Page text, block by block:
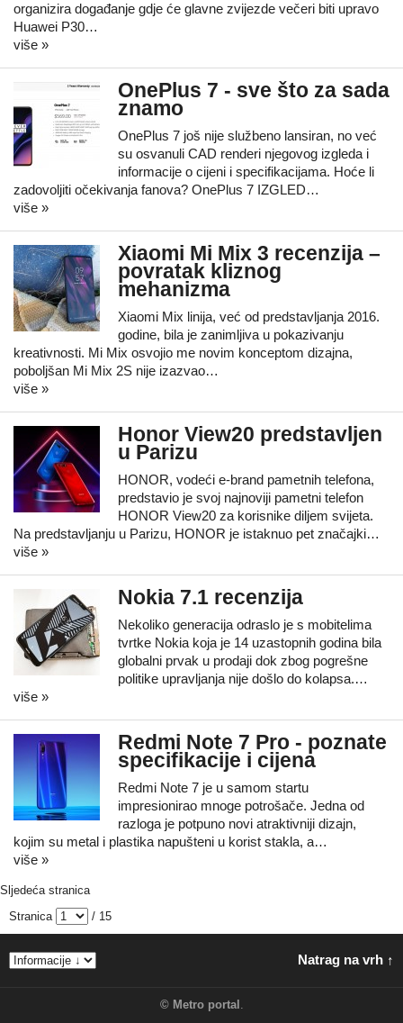
organizira događanje gdje će glavne zvijezde večeri biti upravo
Huawei P30…
više »
OnePlus 7 - sve što za sada
znamo
OnePlus 7 još nije službeno lansiran, no već
su osvanuli CAD renderi njegovog izgleda i
informacije o cijeni i specifikacijama. Hoće li
zadovoljiti očekivanja fanova? OnePlus 7 IZGLED…
više »
Xiaomi Mi Mix 3 recenzija –
povratak kliznog
mehanizma
Xiaomi Mix linija, već od predstavljanja 2016.
godine, bila je zanimljiva u pokazivanju
kreativnosti. Mi Mix osvojio me novim konceptom dizajna,
poboljšan Mi Mix 2S nije izazvao…
više »
Honor View20 predstavljen
u Parizu
HONOR, vodeći e-brand pametnih telefona,
predstavio je svoj najnoviji pametni telefon
HONOR View20 za korisnike diljem svijeta.
Na predstavljanju u Parizu, HONOR je istaknuo pet značajki…
više »
Nokia 7.1 recenzija
Nekoliko generacija odraslo je s mobitelima
tvrtke Nokia koja je 14 uzastopnih godina bila
globalni prvak u prodaji dok zbog pogrešne
politike upravljanja nije došlo do kolapsa.…
više »
Redmi Note 7 Pro - poznate
specifikacije i cijena
Redmi Note 7 je u samom startu
impresionirao mnoge potrošače. Jedna od
razloga je potpuno novi atraktivniji dizajn,
kojim su metal i plastika napušteni u korist stakla, a…
više »
Sljedeća stranica
Stranica
/ 15
Natrag na vrh ↑
© Metro portal .